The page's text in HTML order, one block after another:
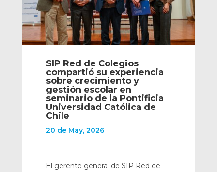
SIP Red de Colegios
compartió su experiencia
sobre crecimiento y
gestión escolar en
seminario de la Pontificia
Universidad Católica de
Chile
20 de May, 2026
El gerente general de SIP Red de